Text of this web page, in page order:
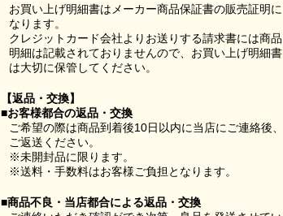
お買い上げ明細書はメーカー商品保証書の販売証明に
なります。
クレジットカード会社よりお送りする請求書には商品
明細は記載されておりませんので、お買い上げ明細書
は大切に保管してください。
【返品・交換】
■お客様都合の返品・交換
ご希望の際は商品到着後10日以内に当店にご連絡後、
ご返送ください。
※未開封品に限ります。
※送料・手数料はお客様ご負担となります。
■商品不良・当店都合による返品・交換